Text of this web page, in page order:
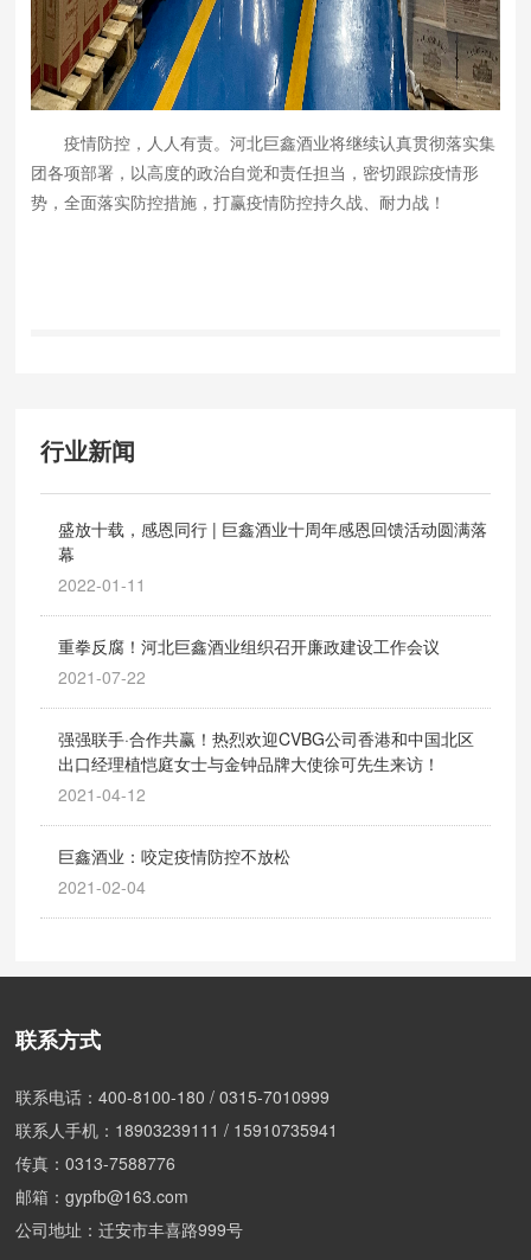
疫情防控，人人有责。河北巨鑫酒业将继续认真贯彻落实集
团各项部署，以高度的政治自觉和责任担当，密切跟踪疫情形
势，全面落实防控措施，打赢疫情防控持久战、耐力战！
行业新闻
盛放十载，感恩同行 | 巨鑫酒业十周年感恩回馈活动圆满落
幕
2022-01-11
重拳反腐！河北巨鑫酒业组织召开廉政建设工作会议
2021-07-22
强强联手·合作共赢！热烈欢迎CVBG公司香港和中国北区
出口经理植恺庭女士与金钟品牌大使徐可先生来访！
2021-04-12
巨鑫酒业：咬定疫情防控不放松
2021-02-04
联系方式
联系电话：400-8100-180/0315-7010999
联系人手机： 18903239111 / 15910735941
传真：0313-7588776
邮箱：gypfb@163.com
公司地址：迁安市丰喜路999号